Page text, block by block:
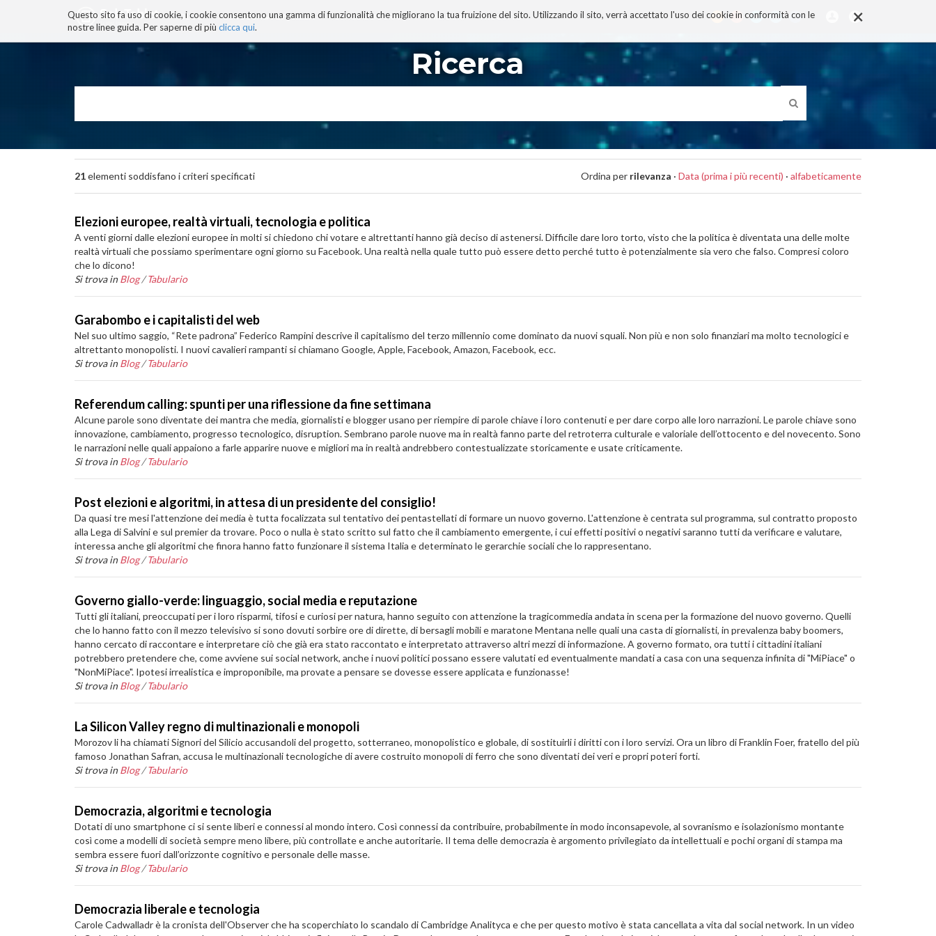
×
Questo sito fa uso di cookie, i cookie consentono una gamma di funzionalità che migliorano la tua fruizione del sito. Utilizzando il sito, verrà accettato l'uso dei cookie in conformità con le
nostre linee guida. Per saperne di più clicca qui.
BLOG TECNOCONSAPEVOLEZZA TECNOBIBLIOGRAFIA I MIEI LIBRI PROGETTO
navigazione
Ricerca
21elementi soddisfano i criteri specificati Ordina per rilevanza · Data (prima i più recenti) · alfabeticamente
Elezioni europee, realtà virtuali, tecnologia e politica
A venti giorni dalle elezioni europee in molti si chiedono chi votare e altrettanti hanno già deciso di astenersi. Difficile dare loro torto, visto che la politica è diventata una delle molte
realtà virtuali che possiamo sperimentare ogni giorno su Facebook. Una realtà nella quale tutto può essere detto perché tutto è potenzialmente sia vero che falso. Compresi coloro
che lo dicono!
Si trova in Blog /Tabulario
Garabombo e i capitalisti del web
Nel suo ultimo saggio, “Rete padrona” Federico Rampini descrive il capitalismo del terzo millennio come dominato da nuovi squali. Non più e non solo finanziari ma molto tecnologici e
altrettanto monopolisti. I nuovi cavalieri rampanti si chiamano Google, Apple, Facebook, Amazon, Facebook, ecc.
Si trova in Blog /Tabulario
Referendum calling: spunti per una riflessione da fine settimana
Alcune parole sono diventate dei mantra che media, giornalisti e blogger usano per riempire di parole chiave i loro contenuti e per dare corpo alle loro narrazioni. Le parole chiave sono
innovazione, cambiamento, progresso tecnologico, disruption. Sembrano parole nuove ma in realtà fanno parte del retroterra culturale e valoriale dell’ottocento e del novecento. Sono
le narrazioni nelle quali appaiono a farle apparire nuove e migliori ma in realtà andrebbero contestualizzate storicamente e usate criticamente.
Si trova in Blog /Tabulario
Post elezioni e algoritmi, in attesa di un presidente del consiglio!
Da quasi tre mesi l'attenzione dei media è tutta focalizzata sul tentativo dei pentastellati di formare un nuovo governo. L'attenzione è centrata sul programma, sul contratto proposto
alla Lega di Salvini e sul premier da trovare. Poco o nulla è stato scritto sul fatto che il cambiamento emergente, i cui effetti positivi o negativi saranno tutti da verificare e valutare,
interessa anche gli algoritmi che finora hanno fatto funzionare il sistema Italia e determinato le gerarchie sociali che lo rappresentano.
Si trova in Blog /Tabulario
Governo giallo-verde: linguaggio, social media e reputazione
Tutti gli italiani, preoccupati per i loro risparmi, tifosi e curiosi per natura, hanno seguito con attenzione la tragicommedia andata in scena per la formazione del nuovo governo. Quelli
che lo hanno fatto con il mezzo televisivo si sono dovuti sorbire ore di dirette, di bersagli mobili e maratone Mentana nelle quali una casta di giornalisti, in prevalenza baby boomers,
hanno cercato di raccontare e interpretare ciò che già era stato raccontato e interpretato attraverso altri mezzi di informazione. A governo formato, ora tutti i cittadini italiani
potrebbero pretendere che, come avviene sui social network, anche i nuovi politici possano essere valutati ed eventualmente mandati a casa con una sequenza infinita di "MiPiace" o
"NonMiPiace". Ipotesi irrealistica e improponibile, ma provate a pensare se dovesse essere applicata e funzionasse!
Si trova in Blog /Tabulario
La Silicon Valley regno di multinazionali e monopoli
Morozov li ha chiamati Signori del Silicio accusandoli del progetto, sotterraneo, monopolistico e globale, di sostituirli i diritti con i loro servizi. Ora un libro di Franklin Foer, fratello del più
famoso Jonathan Safran, accusa le multinazionali tecnologiche di avere costruito monopoli di ferro che sono diventati dei veri e propri poteri forti.
Si trova in Blog /Tabulario
Democrazia, algoritmi e tecnologia
Dotati di uno smartphone ci si sente liberi e connessi al mondo intero. Così connessi da contribuire, probabilmente in modo inconsapevole, al sovranismo e isolazionismo montante
così come a modelli di società sempre meno libere, più controllate e anche autoritarie. Il tema delle democrazia è argomento privilegiato da intellettuali e pochi organi di stampa ma
sembra essere fuori dall’orizzonte cognitivo e personale delle masse.
Si trova in Blog /Tabulario
Democrazia liberale e tecnologia
Carole Cadwalladr è la cronista dell'Observer che ha scoperchiato lo scandalo di Cambridge Analityca e che per questo motivo è stata cancellata a vita dal social network. In un video